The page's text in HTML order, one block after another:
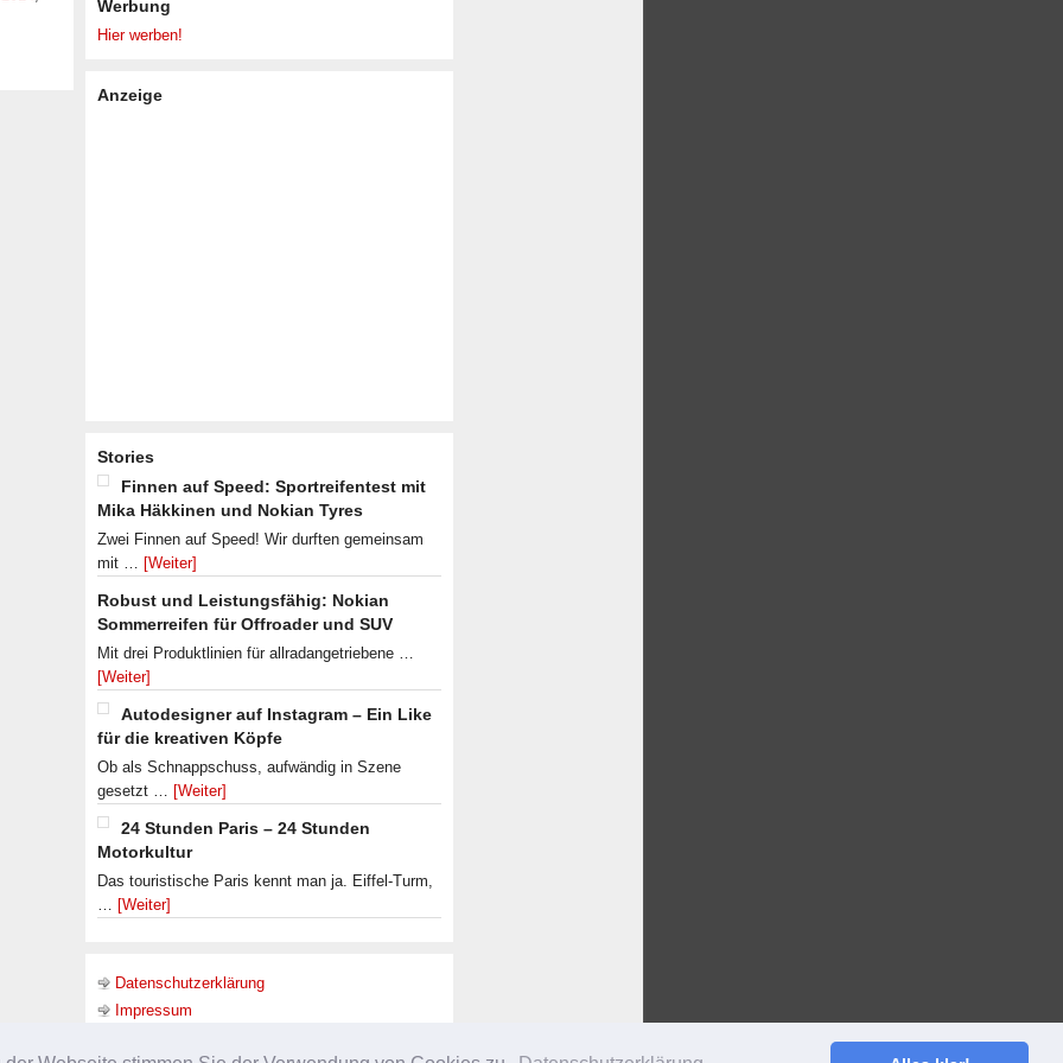
Werbung
Hier werben!
Anzeige
Stories
Finnen auf Speed: Sportreifentest mit
Mika Häkkinen und Nokian Tyres
Zwei Finnen auf Speed! Wir durften gemeinsam
mit … [Weiter]
Robust und Leistungsfähig: Nokian
Sommerreifen für Offroader und SUV
Mit drei Produktlinien für allradangetriebene …
[Weiter]
Autodesigner auf Instagram – Ein Like
für die kreativen Köpfe
Ob als Schnappschuss, aufwändig in Szene
gesetzt … [Weiter]
24 Stunden Paris – 24 Stunden
Motorkultur
Das touristische Paris kennt man ja. Eiffel-Turm,
… [Weiter]
Datenschutzerklärung
Impressum